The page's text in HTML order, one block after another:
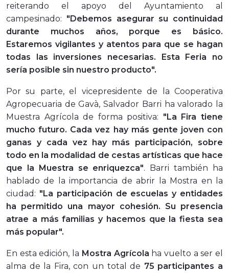
reiterando el apoyo del Ayuntamiento al
campesinado: "Debemos asegurar su continuidad
durante muchos años, porque es básico.
Estaremos vigilantes y atentos para que se hagan
todas las inversiones necesarias. Esta Feria no
sería posible sin nuestro producto".
Por su parte, el vicepresidente de la Cooperativa
Agropecuaria de Gavà, Salvador Barri ha valorado la
Muestra Agrícola de forma positiva: "La Fira tiene
mucho futuro. Cada vez hay más gente joven con
ganas y cada vez hay más participación, sobre
todo en la modalidad de cestas artísticas que hace
que la Muestra se enriquezca". Barri también ha
hablado de la importancia de abrir la Mostra en la
ciudad: "La participación de escuelas y entidades
ha permitido una mayor cohesión. Su presencia
atrae a más familias y hacemos que la fiesta sea
más popular".
En esta edición, la Mostra Agrícola ha vuelto a ser el
alma de la Fira, con un total de 75 participantes a